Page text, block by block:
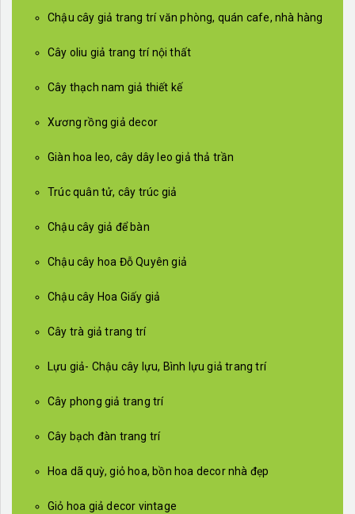
Chậu cây giả trang trí văn phòng, quán cafe, nhà hàng
Cây oliu giả trang trí nội thất
Cây thạch nam giả thiết kế
Xương rồng giả decor
Giàn hoa leo, cây dây leo giả thả trần
Trúc quân tử, cây trúc giả
Chậu cây giả để bàn
Chậu cây hoa Đỗ Quyên giả
Chậu cây Hoa Giấy giả
Cây trà giả trang trí
Lựu giả- Chậu cây lựu, Bình lựu giả trang trí
Cây phong giả trang trí
Cây bạch đàn trang trí
Hoa dã quỳ, giỏ hoa, bồn hoa decor nhà đẹp
Giỏ hoa giả decor vintage